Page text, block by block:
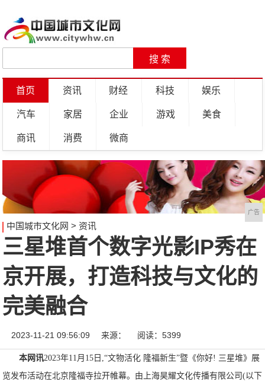
首页 资讯 财经 科技 娱乐
汽车 家居 企业 游戏 美食
商讯 消费 微商
广告
中国城市文化网 > 资讯
三星堆首个数字光影IP秀在
京开展，打造科技与文化的
完美融合
2023-11-21 09:56:09 来源： 阅读：5399
本网讯2023年11月15日,“文物活化 隆福新生”暨《你好! 三星堆》展
览发布活动在北京隆福寺拉开帷幕。由上海昊耀文化传播有限公司(以下